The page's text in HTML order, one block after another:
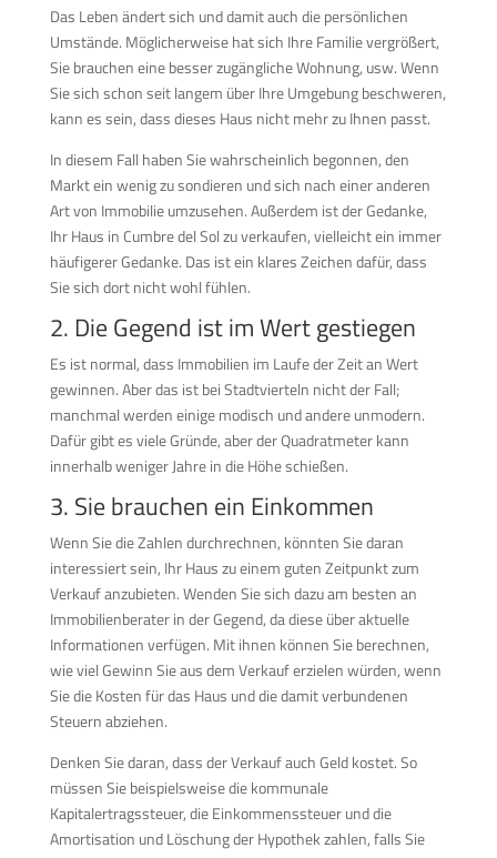
Das Leben ändert sich und damit auch die persönlichen
Umstände. Möglicherweise hat sich Ihre Familie vergrößert,
Sie brauchen eine besser zugängliche Wohnung, usw. Wenn
Sie sich schon seit langem über Ihre Umgebung beschweren,
kann es sein, dass dieses Haus nicht mehr zu Ihnen passt.
In diesem Fall haben Sie wahrscheinlich begonnen, den
Markt ein wenig zu sondieren und sich nach einer anderen
Art von Immobilie umzusehen. Außerdem ist der Gedanke,
Ihr Haus in Cumbre del Sol zu verkaufen, vielleicht ein immer
häufigerer Gedanke. Das ist ein klares Zeichen dafür, dass
Sie sich dort nicht wohl fühlen.
2. Die Gegend ist im Wert gestiegen
Es ist normal, dass Immobilien im Laufe der Zeit an Wert
gewinnen. Aber das ist bei Stadtvierteln nicht der Fall;
manchmal werden einige modisch und andere unmodern.
Dafür gibt es viele Gründe, aber der Quadratmeter kann
innerhalb weniger Jahre in die Höhe schießen.
3. Sie brauchen ein Einkommen
Wenn Sie die Zahlen durchrechnen, könnten Sie daran
interessiert sein, Ihr Haus zu einem guten Zeitpunkt zum
Verkauf anzubieten. Wenden Sie sich dazu am besten an
Immobilienberater in der Gegend, da diese über aktuelle
Informationen verfügen. Mit ihnen können Sie berechnen,
wie viel Gewinn Sie aus dem Verkauf erzielen würden, wenn
Sie die Kosten für das Haus und die damit verbundenen
Steuern abziehen.
Denken Sie daran, dass der Verkauf auch Geld kostet. So
müssen Sie beispielsweise die kommunale
Kapitalertragssteuer, die Einkommenssteuer und die
Amortisation und Löschung der Hypothek zahlen, falls Sie